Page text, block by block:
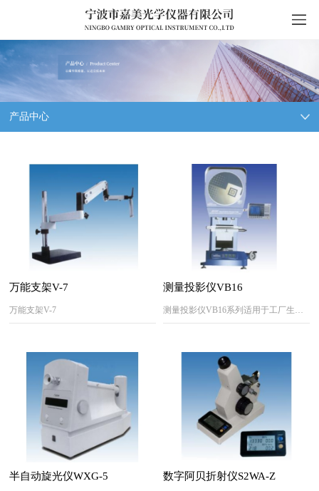
产品中心
万能支架V-7
万能支架V-7
测量投影仪VB16
测量投影仪VB16系列适用于工厂生产线和质量检测部门，特别是在反复细小工件的尺寸方面，具有独特优势，可以广泛应用于机械、仪表、电子、五金、塑胶、模具等行业。
半自动旋光仪WXG-5 数字阿贝折射仪S2WA-Z